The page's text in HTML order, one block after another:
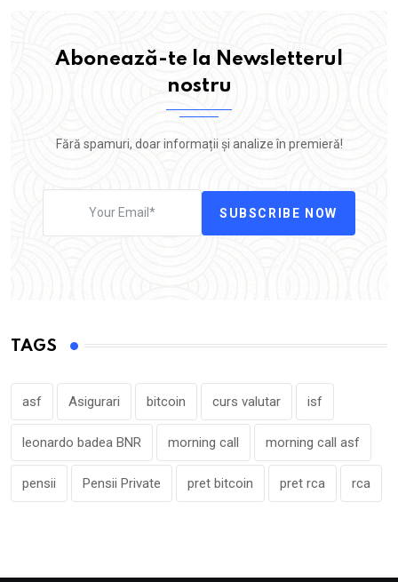
Abonează-te la Newsletterul
nostru
Fără spamuri, doar informații și analize în premieră!
SUBSCRIBE NOW
TAGS
asf Asigurari bitcoin curs valutar isf
leonardo badea BNR morning call morning call asf
pensii Pensii Private pret bitcoin pret rca rca